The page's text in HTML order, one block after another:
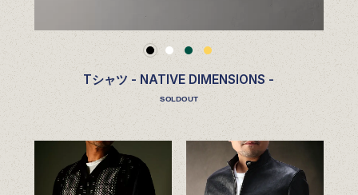
Tシャツ - NATIVE DIMENSIONS -
SOLDOUT